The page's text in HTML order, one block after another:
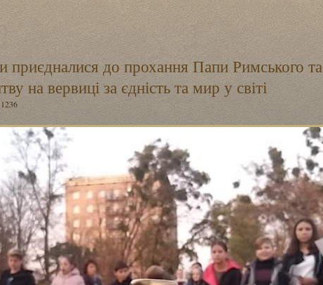
приєдналися до прохання Папи Римського та
на вервиці за єдність та мир у світі